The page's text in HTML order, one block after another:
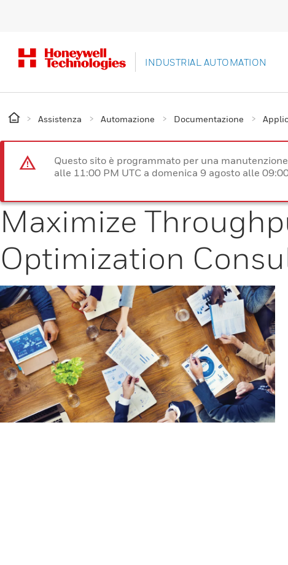
INDUSTRIAL AUTOMATION
Assistenza Automazione Documentazione
Questo sito è programmato per una
alle 11:00 PM UTC a domenica 9 agosto alle
Maximize
Optimization